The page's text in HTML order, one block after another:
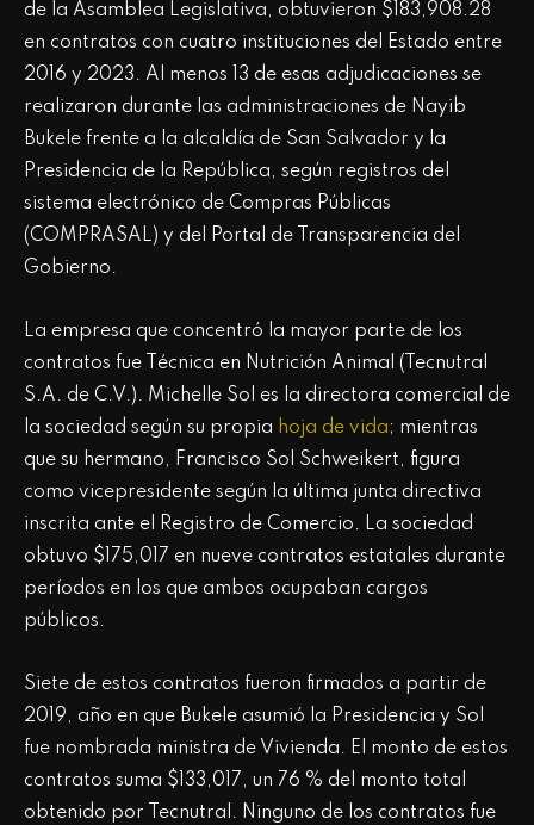
de la Asamblea Legislativa, obtuvieron $183,908.28
en contratos con cuatro instituciones del Estado entre
2016 y 2023. Al menos 13 de esas adjudicaciones se
realizaron durante las administraciones de Nayib
Bukele frente a la alcaldía de San Salvador y la
Presidencia de la República, según registros del
sistema electrónico de Compras Públicas
(COMPRASAL) y del Portal de Transparencia del
Gobierno.
La empresa que concentró la mayor parte de los
contratos fue Técnica en Nutrición Animal (Tecnutral
S.A. de C.V.). Michelle Sol es la directora comercial de
la sociedad según su propia hoja de vida; mientras
que su hermano, Francisco Sol Schweikert, figura
como vicepresidente según la última junta directiva
inscrita ante el Registro de Comercio. La sociedad
obtuvo $175,017 en nueve contratos estatales durante
períodos en los que ambos ocupaban cargos
públicos.
Siete de estos contratos fueron firmados a partir de
2019, año en que Bukele asumió la Presidencia y Sol
fue nombrada ministra de Vivienda. El monto de estos
contratos suma $133,017, un 76 % del monto total
obtenido por Tecnutral. Ninguno de los contratos fue